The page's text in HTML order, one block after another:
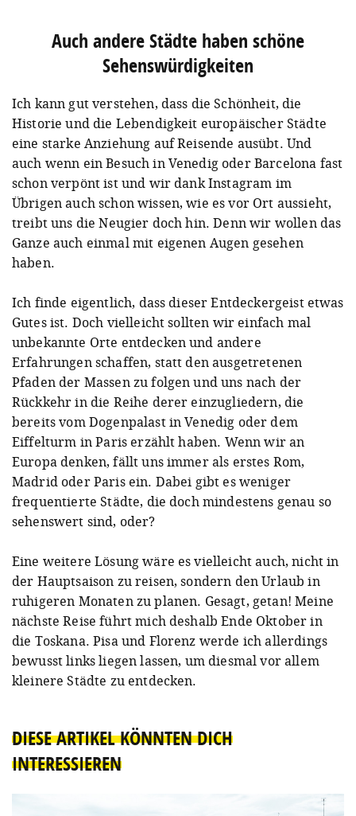
Auch andere Städte haben schöne
Sehenswürdigkeiten
Ich kann gut verstehen, dass die Schönheit, die
Historie und die Lebendigkeit europäischer Städte
eine starke Anziehung auf Reisende ausübt. Und
auch wenn ein Besuch in Venedig oder Barcelona fast
schon verpönt ist und wir dank Instagram im
Übrigen auch schon wissen, wie es vor Ort aussieht,
treibt uns die Neugier doch hin. Denn wir wollen das
Ganze auch einmal mit eigenen Augen gesehen
haben.
Ich finde eigentlich, dass dieser Entdeckergeist etwas
Gutes ist. Doch vielleicht sollten wir einfach mal
unbekannte Orte entdecken und andere
Erfahrungen schaffen, statt den ausgetretenen
Pfaden der Massen zu folgen und uns nach der
Rückkehr in die Reihe derer einzugliedern, die
bereits vom Dogenpalast in Venedig oder dem
Eiffelturm in Paris erzählt haben. Wenn wir an
Europa denken, fällt uns immer als erstes Rom,
Madrid oder Paris ein. Dabei gibt es weniger
frequentierte Städte, die doch mindestens genau so
sehenswert sind, oder?
Eine weitere Lösung wäre es vielleicht auch, nicht in
der Hauptsaison zu reisen, sondern den Urlaub in
ruhigeren Monaten zu planen. Gesagt, getan! Meine
nächste Reise führt mich deshalb Ende Oktober in
die Toskana. Pisa und Florenz werde ich allerdings
bewusst links liegen lassen, um diesmal vor allem
kleinere Städte zu entdecken.
DIESE ARTIKEL KÖNNTEN DICH
INTERESSIEREN